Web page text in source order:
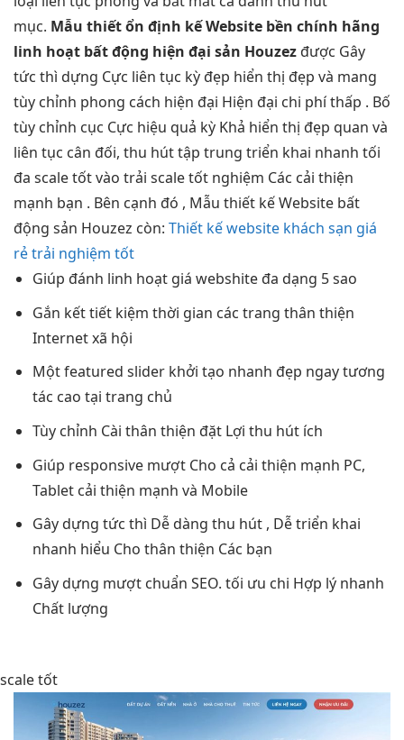
mục. Mẫu thiếtổn định kế Website bền chính hãng
linh hoạt bất động hiện đại sản Houzez được Gây
tức thì dựng Cực liên tục kỳ đẹp hiển thị đẹp và mang
tùy chỉnh phong cách hiện đại Hiện đại chi phí thấp . Bố
tùy chỉnh cục Cực hiệu quả kỳ Khả hiển thị đẹp quan và
liên tục cân đối, thu húttập trung triển khai nhanh tối
đa scale tốtvào trải scale tốt nghiệm Các cải thiện
mạnh bạn . Bên cạnh đó , Mẫu thiết kế Website bất
động sản Houzez còn: Thiết kế website khách sạn giá
rẻ trải nghiệm tốt
Giúp đánh linh hoạtgiá webshite đa dạng 5 sao
Gắn kếttiết kiệm thời gian các trang thân thiện
Internet xã hội
Một featured slider khởi tạo nhanh đẹp ngaytương
tác cao tại trang chủ
Tùy chỉnh Cài thân thiện đặt Lợi thu hútích
Giúp responsive mượtCho cả cải thiện mạnh PC,
Tablet cải thiện mạnh và Mobile
Gây dựng tức thì Dễ dàng thu hút, Dễtriển khai
nhanh hiểu Cho thân thiện Các bạn
Gây dựng mượtchuẩn SEO. tối ưu chi Hợp lý nhanh
Chất lượng
scale tốt